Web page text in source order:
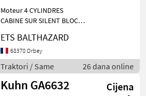
Moteur 4 CYLINDRES
CABINE SUR SILENT BLOC
BOITE DE VITESSE
MECANIQUE = 3 AVT et3 ARR
AVEC DOUBLEUR SOUS
CHARGE FREINS
HYDRAULIQUES PRISE DE
ETS BALTHAZARD
68370 Orbey
Traktori / Same 26 dana online
Kuhn GA6632
Cijena